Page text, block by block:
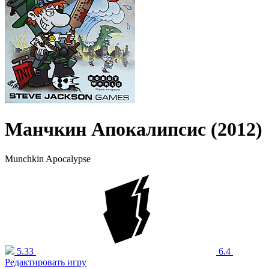
Манчкин Апокалипсис (2012)
Munchkin Apocalypse
5.33
6.4
Редактировать игру